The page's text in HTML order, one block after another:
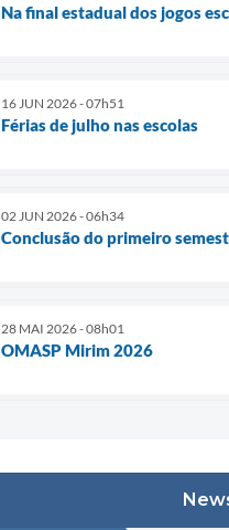
Na final estadual dos jogos
16 JUN 2026 - 07h51
Férias de julho nas escolas
02 JUN 2026 - 06h34
Conclusão do primeiro
28 MAI 2026 - 08h01
OMASP Mirim 2026